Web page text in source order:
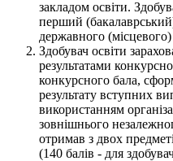
закладом освіти.
перший
державного
Здобувач освіти
результатами
конкурсного бала,
результату вступних
використанням
зовнішнього
отримав з двох
(140 балів - для